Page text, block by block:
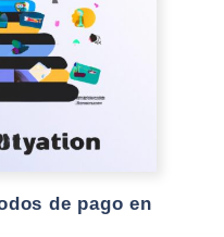
de pago en